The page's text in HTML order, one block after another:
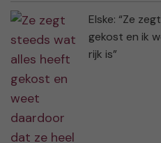
Elske: “Ze
gekost en ik
rijk is”